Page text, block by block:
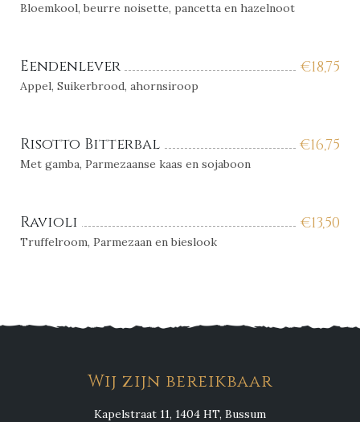
Bloemkool, beurre noisette, pancetta en hazelnoot
€18,75
Eendenlever
Appel, Suikerbrood, ahornsiroop
€16,75
Risotto Bitterbal
Met gamba, Parmezaanse kaas en sojaboon
€13,50
Ravioli
Truffelroom, Parmezaan en bieslook
Wij zijn bereikbaar
Kapelstraat 11, 1404 HT, Bussum